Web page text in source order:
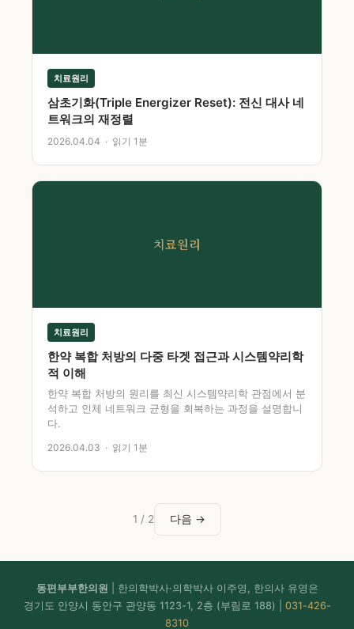
치료원리
삼초기화(Triple Energizer Reset): 전신 대사 네
트워크의 재정렬
2026.04.04 · 읽기 1분
치료원리
치료원리
한약 복합 처방의 다중 타겟 접근과 시스템약리학
적 이해
한약 복합 처방의 원리를 최신 시스템약리학 관점에서 분
석하고 인체 네트워크 균형을 회복하는 과정을 설명합니
다.
2026.04.03 · 읽기 1분
1 / 2 다음 →
동편부부한의원 | 한의학박사·의학박사 이주영, 한의사 유영은
경기도 안양시 동안구 관양동 1123-1, 2층 (부림로 188) | 031-426-
8310